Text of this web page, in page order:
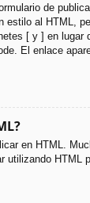
de
estilo al HTML,
[ y ] en lugar
El enlace
en HTML.
utilizando HTML